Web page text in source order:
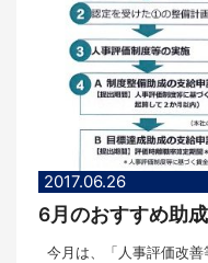
2017.06.26
6月のおすすめ助
今月は、「人事評価改